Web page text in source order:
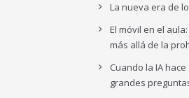
La nueva era de
El móvil en el
más allá de la
Cuando la IA
grandes